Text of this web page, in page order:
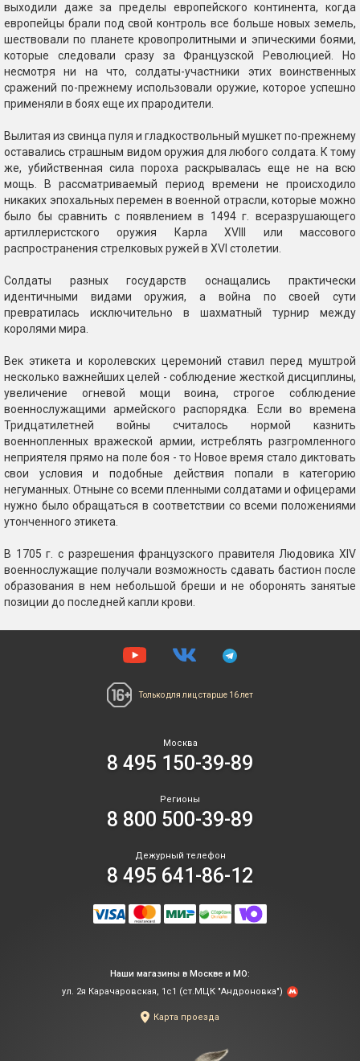
выходили даже за пределы европейского континента, когда
европейцы брали под свой контроль все больше новых земель,
шествовали по планете кровопролитными и эпическими боями,
которые следовали сразу за Французской Революцией. Но
несмотря ни на что, солдаты-участники этих воинственных
сражений по-прежнему использовали оружие, которое успешно
применяли в боях еще их прародители.
Вылитая из свинца пуля и гладкоствольный мушкет по-прежнему
оставались страшным видом оружия для любого солдата. К тому
же, убийственная сила пороха раскрывалась еще не на всю
мощь. В рассматриваемый период времени не происходило
никаких эпохальных перемен в военной отрасли, которые можно
было бы сравнить с появлением в 1494 г. всеразрушающего
артиллеристского оружия Карла XVIII или массового
распространения стрелковых ружей в XVI столетии.
Солдаты разных государств оснащались практически
идентичными видами оружия, а война по своей сути
превратилась исключительно в шахматный турнир между
королями мира.
Век этикета и королевских церемоний ставил перед муштрой
несколько важнейших целей - соблюдение жесткой дисциплины,
увеличение огневой мощи воина, строгое соблюдение
военнослужащими армейского распорядка. Если во времена
Тридцатилетней войны считалось нормой казнить
военнопленных вражеской армии, истреблять разгромленного
неприятеля прямо на поле боя - то Новое время стало диктовать
свои условия и подобные действия попали в категорию
негуманных. Отныне со всеми пленными солдатами и офицерами
нужно было обращаться в соответствии со всеми положениями
утонченного этикета.
В 1705 г. с разрешения французского правителя Людовика XIV
военнослужащие получали возможность сдавать бастион после
образования в нем небольшой бреши и не оборонять занятые
позиции до последней капли крови.
Только для лицстарше 16 лет
Москва
8 495 150-39-89
Регионы
8 800 500-39-89
Дежурный телефон
8 495 641-86-12
Наши магазины в Москве и МО:
ул. 2я Карачаровская, 1с1 (ст.МЦК "Андроновка")
Карта проезда